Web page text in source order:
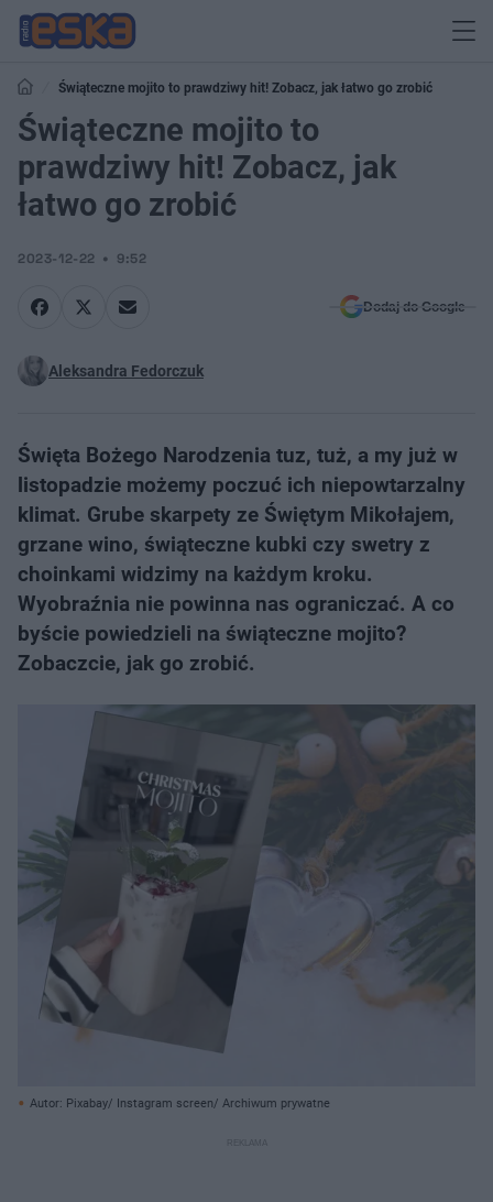
Świąteczne mojito to prawdziwy hit! Zobacz, jak łatwo go zrobić
Świąteczne mojito to
prawdziwy hit! Zobacz, jak
łatwo go zrobić
2023-12-22 9:52
Dodaj do Google
Aleksandra Fedorczuk
Święta Bożego Narodzenia tuz, tuż, a my już w
listopadzie możemy poczuć ich niepowtarzalny
klimat. Grube skarpety ze Świętym Mikołajem,
grzane wino, świąteczne kubki czy swetry z
choinkami widzimy na każdym kroku.
Wyobraźnia nie powinna nas ograniczać. A co
byście powiedzieli na świąteczne mojito?
Zobaczcie, jak go zrobić.
Autor: Pixabay/ Instagram screen/ Archiwum prywatne